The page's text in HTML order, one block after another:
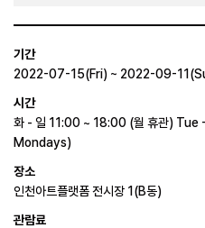
기간
2022-07-15(Fri) ~ 2022-09-
시간
화 - 일 11:00 ~ 18:00 (월 휴관)
Mondays)
장소
인천아트플랫폼 전시장 1(B동)
관람료